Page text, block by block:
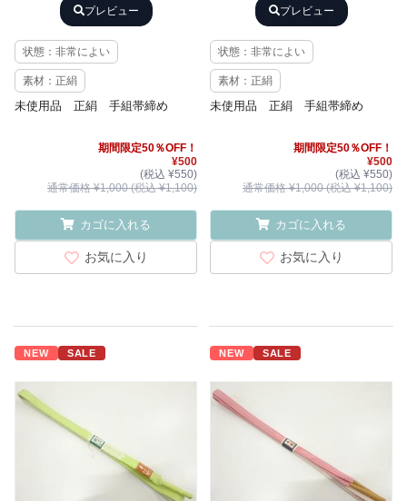
プレビュー
状態：非常によい
素材：正絹
未使用品 正絹 手組帯締め
期間限定50％OFF！
¥500
(税込 ¥550)
通常価格 ¥1,000 (税込 ¥1,100)
カゴに入れる
お気に入り
プレビュー
状態：非常によい
素材：正絹
未使用品 正絹 手組帯締め
期間限定50％OFF！
¥500
(税込 ¥550)
通常価格 ¥1,000 (税込 ¥1,100)
カゴに入れる
お気に入り
NEW SALE NEW SALE